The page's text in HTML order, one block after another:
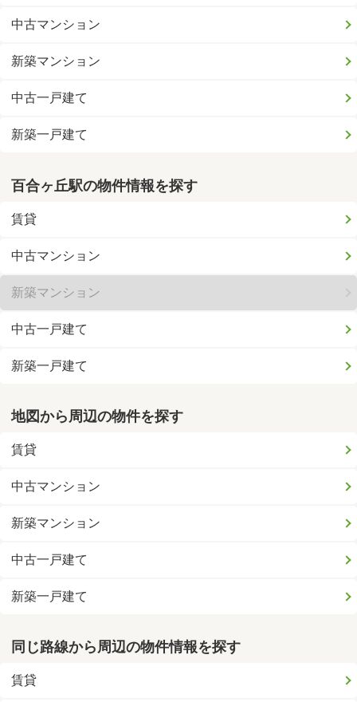
中古マンション
新築マンション
中古一戸建て
新築一戸建て
百合ヶ丘駅の物件情報を探す
賃貸
中古マンション
新築マンション
中古一戸建て
新築一戸建て
地図から周辺の物件を探す
賃貸
中古マンション
新築マンション
中古一戸建て
新築一戸建て
同じ路線から周辺の物件情報を探す
賃貸